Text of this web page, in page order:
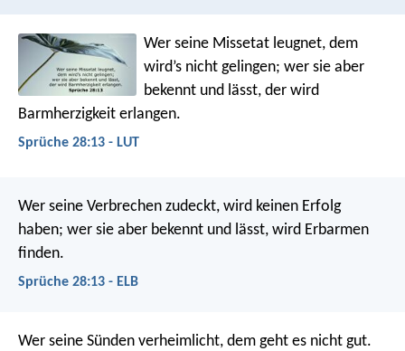
Wer seine Missetat leugnet, dem
wird’s nicht gelingen; wer sie aber
bekennt und lässt, der wird
Barmherzigkeit erlangen.
Sprüche 28:13 - LUT
Wer seine Verbrechen zudeckt, wird keinen Erfolg
haben; wer sie aber bekennt und lässt, wird Erbarmen
finden.
Sprüche 28:13 - ELB
Wer seine Sünden verheimlicht, dem geht es nicht gut.